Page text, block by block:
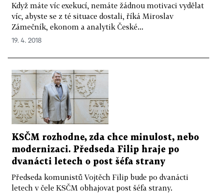
Když máte víc exekucí, nemáte žádnou motivaci vydělat
víc, abyste se z té situace dostali, říká Miroslav
Zámečník, ekonom a analytik České...
19. 4. 2018
KSČM rozhodne, zda chce minulost, nebo
modernizaci. Předseda Filip hraje po
dvanácti letech o post šéfa strany
Předseda komunistů Vojtěch Filip bude po dvanácti
letech v čele KSČM obhajovat post šéfa strany.